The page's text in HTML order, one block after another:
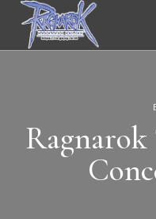
Ragnarok
Ragnarok